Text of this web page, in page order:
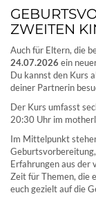
ZWEITEN
Auch für Eltern, die
24.07.2026 ein
Du kannst den Kurs
deiner Partnerin
Der Kurs umfasst
20:30 Uhr im
Im Mittelpunkt
Erfahrungen aus der
Zeit für Themen, die
euch gezielt auf die